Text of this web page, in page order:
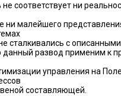
соответствует ни
ни малейшего
сталкивались с
данный развод применим к
управления на
составляющей.